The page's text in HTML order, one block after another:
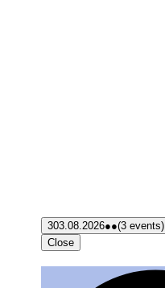
303.08.2026●●(3 events)
Close